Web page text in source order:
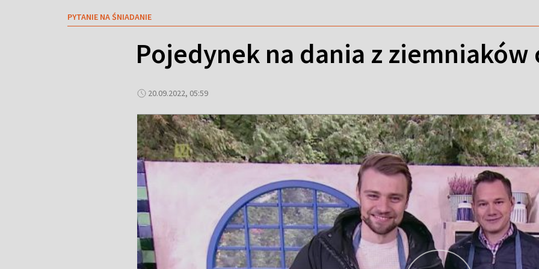
PYTANIE NA ŚNIADANIE
Pojedynek na dania z ziemniaków
20.09.2022, 05:59